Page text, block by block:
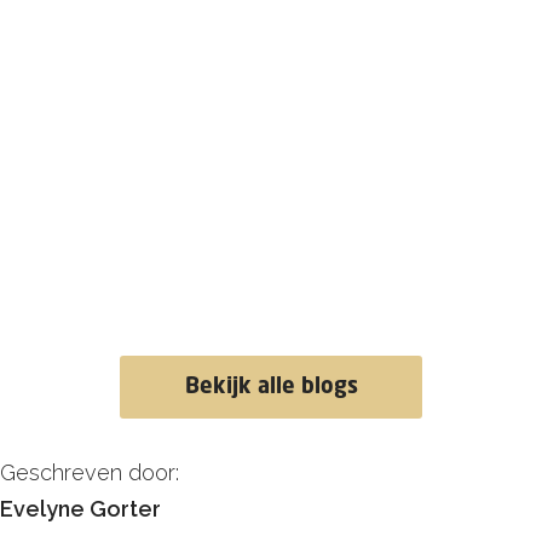
Bekijk alle blogs
Geschreven door:
Evelyne Gorter